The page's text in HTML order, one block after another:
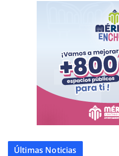
Últimas Noticias